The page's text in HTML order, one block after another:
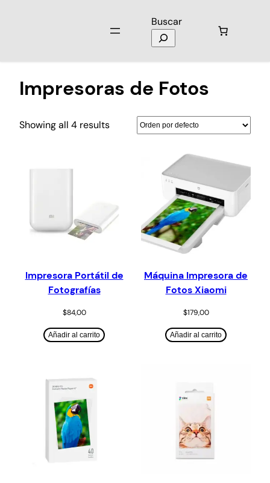
Buscar
Impresoras de Fotos
Showing all 4 results
Impresora Portátil de
Fotografías
$84,00
Añadir al carrito
Máquina Impresora de
Fotos Xiaomi
$179,00
Añadir al carrito